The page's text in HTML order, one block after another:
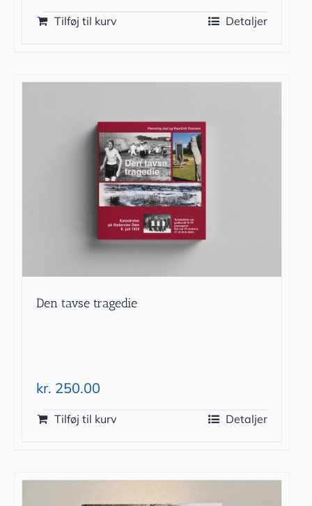
Tilføj til kurv Detaljer
Den tavse tragedie
kr. 250.00
Tilføj til kurv Detaljer